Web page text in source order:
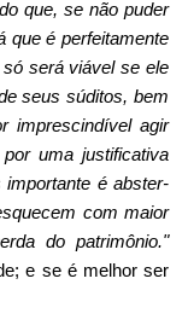
que, se não puder
que é perfeitamente
será viável se ele
seus súditos, bem
imprescindível agir
uma justificativa
é abster-
com maior
do patrimônio."
e se é melhor ser